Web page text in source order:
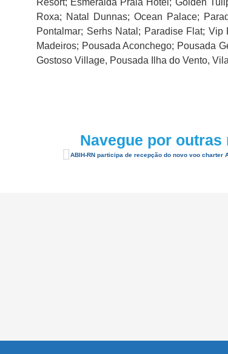
Resort; Esmeralda Praia Hotel; Golden
Roxa; Natal Dunnas; Ocean Palace;
Pontalmar; Serhs Natal; Paradise Flat;
Madeiros; Pousada Aconchego; Pousada
Gostoso Village, Pousada Ilha do Vento,
Navegue por outras
ABIH-RN participa de recepção do novo voo charter